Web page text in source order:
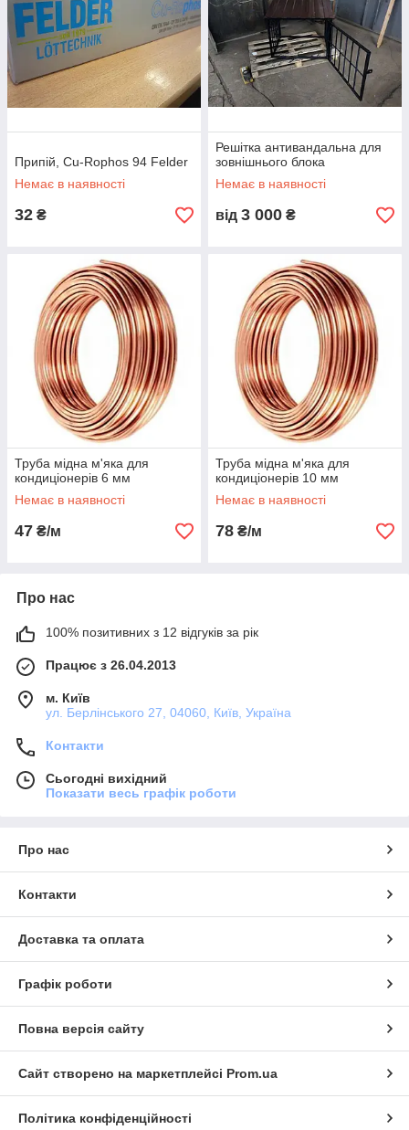
Припій, Cu-Rophos 94 Felder
Немає в наявності
32 ₴
Решітка антивандальна для
зовнішнього блока
Немає в наявності
від 3 000 ₴
Труба мідна м'яка для
кондиціонерів 6 мм
Немає в наявності
47 ₴/м
Труба мідна м'яка для
кондиціонерів 10 мм
Немає в наявності
78 ₴/м
Про нас
100% позитивних з 12 відгуків за рік
Працює з 26.04.2013
м. Київ
ул. Берлінського 27, 04060, Київ, Україна
Контакти
Сьогодні вихідний
Показати весь графік роботи
Про нас
Контакти
Доставка та оплата
Графік роботи
Повна версія сайту
Сайт створено на маркетплейсі Prom.ua
Політика конфіденційності